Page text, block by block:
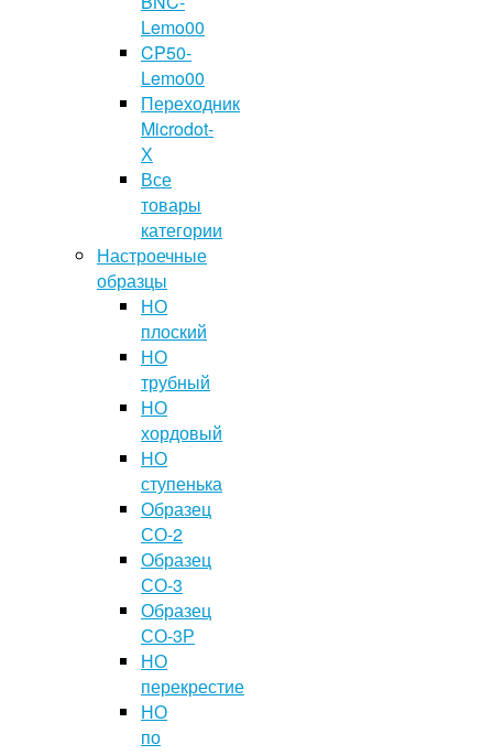
Lemo00
CP50-
Lemo00
Переходник
Microdot-
Х
Все
товары
категории
Настроечные
образцы
НО
плоский
НО
трубный
НО
хордовый
НО
ступенька
Образец
СО-2
Образец
СО-3
Образец
СО-3Р
НО
перекрестие
НО
по